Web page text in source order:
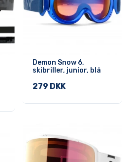
Demon Snow 6,
skibriller, junior, blå
279 DKK